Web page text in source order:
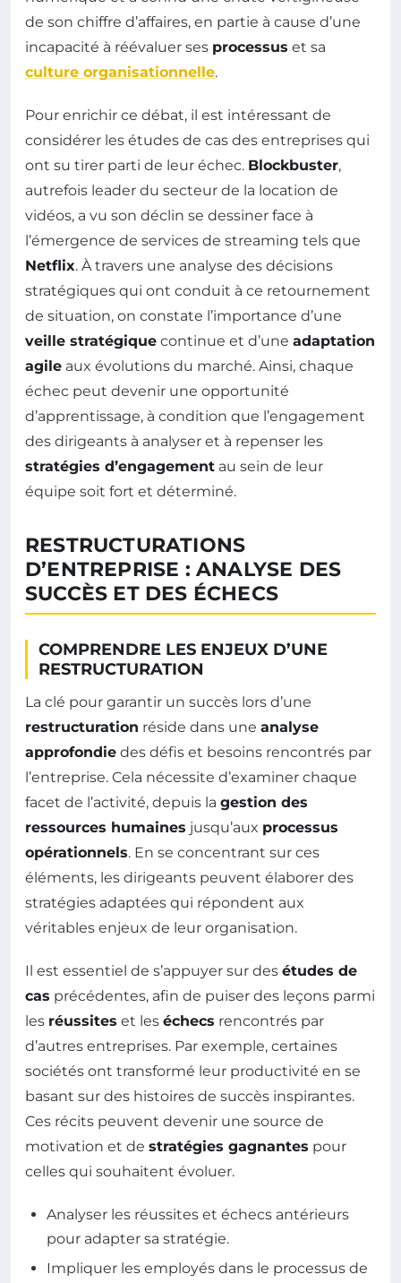
de son chiffre d’affaires, en partie à cause d’une
incapacité à réévaluer ses processus et sa
culture organisationnelle.
Pour enrichir ce débat, il est intéressant de
considérer les études de cas des entreprises qui
ont su tirer parti de leur échec. Blockbuster,
autrefois leader du secteur de la location de
vidéos, a vu son déclin se dessiner face à
l’émergence de services de streaming tels que
Netflix. À travers une analyse des décisions
stratégiques qui ont conduit à ce retournement
de situation, on constate l’importance d’une
veille stratégique continue et d’une adaptation
agile aux évolutions du marché. Ainsi, chaque
échec peut devenir une opportunité
d’apprentissage, à condition que l’engagement
des dirigeants à analyser et à repenser les
stratégies d’engagement au sein de leur
équipe soit fort et déterminé.
RESTRUCTURATIONS
D’ENTREPRISE : ANALYSE DES
SUCCÈS ET DES ÉCHECS
COMPRENDRE LES ENJEUX D’UNE
RESTRUCTURATION
La clé pour garantir un succès lors d’une
restructuration réside dans une analyse
approfondie des défis et besoins rencontrés par
l’entreprise. Cela nécessite d’examiner chaque
facet de l’activité, depuis la gestion des
ressources humaines jusqu’aux processus
opérationnels. En se concentrant sur ces
éléments, les dirigeants peuvent élaborer des
stratégies adaptées qui répondent aux
véritables enjeux de leur organisation.
Il est essentiel de s’appuyer sur des études de
cas précédentes, afin de puiser des leçons parmi
les réussites et les échecs rencontrés par
d’autres entreprises. Par exemple, certaines
sociétés ont transformé leur productivité en se
basant sur des histoires de succès inspirantes.
Ces récits peuvent devenir une source de
motivation et de stratégies gagnantes pour
celles qui souhaitent évoluer.
Analyser les réussites et échecs antérieurs
pour adapter sa stratégie.
Impliquer les employés dans le processus de